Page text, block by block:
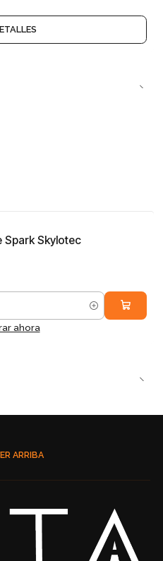
Spark Skylotec
ahora
ARRIBA